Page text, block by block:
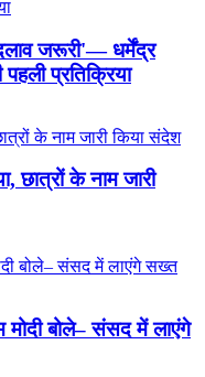
जरूरी'— धर्मेंद्र
प्रतिक्रिया
छात्रों के नाम जारी
मोदी बोले– संसद में लाएंगे